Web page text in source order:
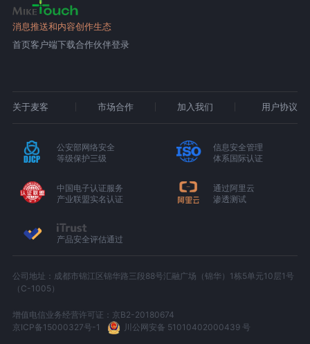
消息推送和内容创作生态
首页客户端下载合作伙伴登录
关于麦客 市场合作 加入我们 用户协议
公安部网络安全
等级保护三级
信息安全管理
体系国际认证
中国电子认证服务
产业联盟实名认证
通过阿里云
渗透测试
产品安全评估通过
公司地址：成都市锦江区锦华路三段88号汇融广场（锦华）1栋5单元10层1号
（C-1005）
增值电信业务经营许可证：京B2-20180674
京ICP备15000327号-1
川公网安备 51010402000439 号